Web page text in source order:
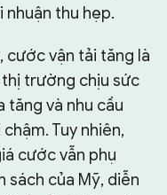
nhuận thu hẹp.
cước vận tải tăng là
trường chịu sức
tăng và nhu cầu
Tuy nhiên,
cước vẫn phụ
sách của Mỹ, diễn